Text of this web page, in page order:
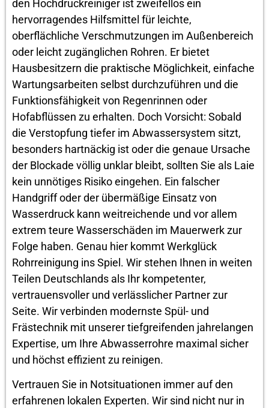
den Hochdruckreiniger ist zweifellos ein
hervorragendes Hilfsmittel für leichte,
oberflächliche Verschmutzungen im Außenbereich
oder leicht zugänglichen Rohren. Er bietet
Hausbesitzern die praktische Möglichkeit, einfache
Wartungsarbeiten selbst durchzuführen und die
Funktionsfähigkeit von Regenrinnen oder
Hofabflüssen zu erhalten. Doch Vorsicht: Sobald
die Verstopfung tiefer im Abwassersystem sitzt,
besonders hartnäckig ist oder die genaue Ursache
der Blockade völlig unklar bleibt, sollten Sie als Laie
kein unnötiges Risiko eingehen. Ein falscher
Handgriff oder der übermäßige Einsatz von
Wasserdruck kann weitreichende und vor allem
extrem teure Wasserschäden im Mauerwerk zur
Folge haben. Genau hier kommt Werkglück
Rohrreinigung ins Spiel. Wir stehen Ihnen in weiten
Teilen Deutschlands als Ihr kompetenter,
vertrauensvoller und verlässlicher Partner zur
Seite. Wir verbinden modernste Spül- und
Frästechnik mit unserer tiefgreifenden jahrelangen
Expertise, um Ihre Abwasserrohre maximal sicher
und höchst effizient zu reinigen.
Vertrauen Sie in Notsituationen immer auf den
erfahrenen lokalen Experten. Wir sind nicht nur in